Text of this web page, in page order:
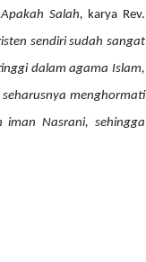
Salah, karya Rev.
sendiri sudah sangat
dalam agama Islam,
menghormati
Nasrani, sehingga